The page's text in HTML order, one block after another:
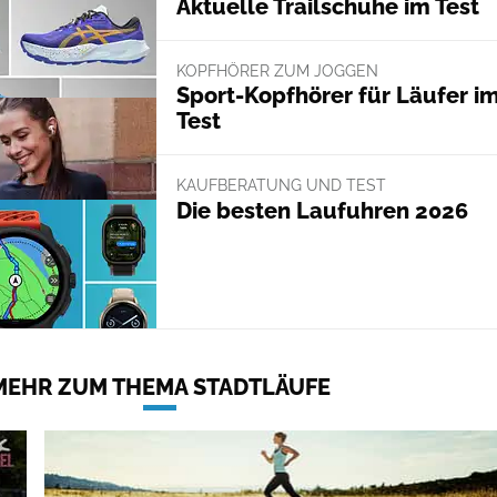
Aktuelle Trailschuhe im Test
KOPFHÖRER ZUM JOGGEN
Sport-Kopfhörer für Läufer
Test
KAUFBERATUNG UND TEST
Die besten Laufuhren 2026
ZUM THEMA STADTLÄUFE